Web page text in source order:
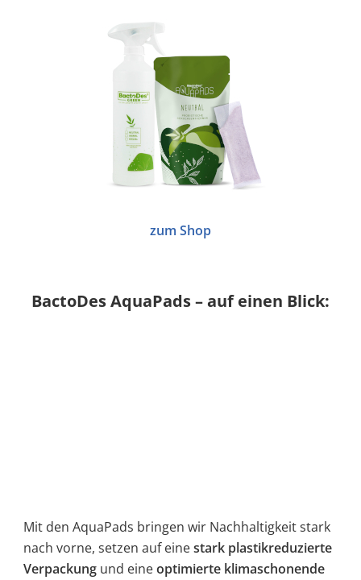
zum Shop
BactoDes AquaPads – auf einen Blick:
Mit den AquaPads bringen wir Nachhaltigkeit stark
nach vorne, setzen auf einestark plastikreduzierte
Verpackung und eineoptimierte klimaschonende